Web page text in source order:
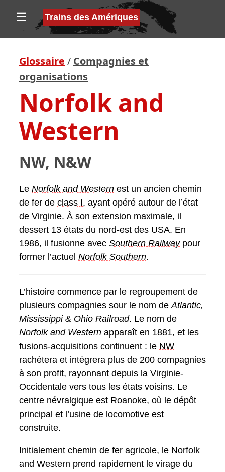
☰ Trains des Amériques
Glossaire / Compagnies et
organisations
Norfolk and
Western
NW, N&W
Le Norfolk and Western est un ancien chemin
de fer de class I, ayant opéré autour de l’état
de Virginie. À son extension maximale, il
dessert 13 états du nord-est des USA. En
1986, il fusionne avec Southern Railwaypour
former l’actuel Norfolk Southern.
L’histoire commence par le regroupement de
plusieurs compagnies sour le nom deAtlantic,
Mississippi & Ohio Railroad. Le nom de
Norfolk and Western apparaît en 1881, et les
fusions-acquisitions continuent : le NW
rachètera et intégrera plus de 200 compagnies
à son profit, rayonnant depuis la Virginie-
Occidentale vers tous les états voisins. Le
centre névralgique est Roanoke, où le dépôt
principal et l’usine de locomotive est
construite.
Initialement chemin de fer agricole, le Norfolk
and Western prend rapidement le virage du